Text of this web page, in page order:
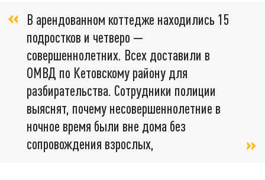
В арендованном коттедже находились 15
подростков и четверо —
совершеннолетних. Всех доставили в
ОМВД по Кетовскому району для
разбирательства. Сотрудники полиции
выяснят, почему несовершеннолетние в
ночное время были вне дома без
сопровождения взрослых,